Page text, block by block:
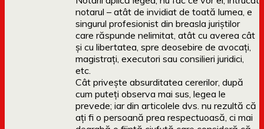
notarul – atât de invidiat de toată lumea, e
singurul profesionist din breasla juriştilor
care răspunde nelimitat, atât cu averea cât
şi cu libertatea, spre deosebire de avocaţi,
magistraţi, executori sau consilieri juridici,
etc.
Cât priveşte absurditatea cererilor, după
cum puteţi observa mai sus, legea le
prevede; iar din articolele dvs. nu rezultă că
aţi fi o persoană prea respectuoasă, ci mai